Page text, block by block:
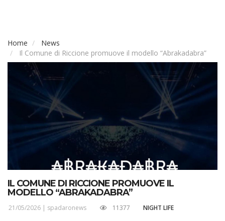
Home
News
Il Comune di Riccione promuove il modello “Abrakadabra”
IL COMUNE DI RICCIONE PROMUOVE IL
MODELLO “ABRAKADABRA”
21/05/2026 | spadaronews 11377 NIGHT LIFE